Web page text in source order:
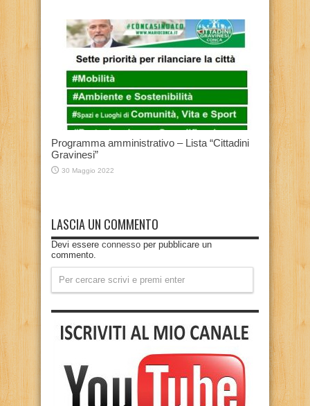
Programma amministrativo – Lista “Cittadini
Gravinesi”
30 Maggio 2022
LASCIA UN COMMENTO
Devi essere connesso per pubblicare un
commento.